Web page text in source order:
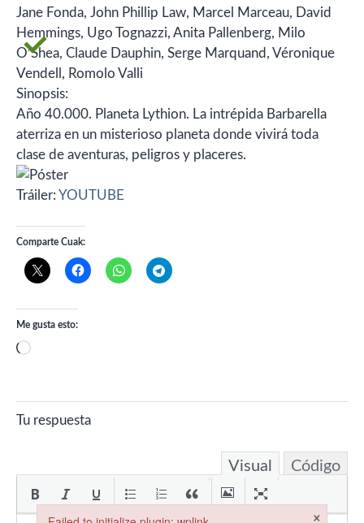
Jane Fonda, John Phillip Law, Marcel Marceau, David
Hemmings, Ugo Tognazzi, Anita Pallenberg, Milo
O’Shea, Claude Dauphin, Serge Marquand, Véronique
Vendell, Romolo Valli
Sinopsis:
Año 40.000. Planeta Lythion. La intrépida Barbarella
aterriza en un misterioso planeta donde vivirá toda
clase de aventuras, peligros y placeres.
Tráiler: YOUTUBE
Comparte Cuak:
Me gusta esto:
Cargando...
Tu respuesta
Visual Código
×